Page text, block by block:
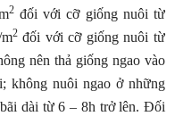
2đối với cỡ giống nuôi từ
2đối với cỡ giống nuôi từ
nên thả giống ngao vào
không nuôi ngao ở những
dài từ 6 – 8h trở lên. Đối